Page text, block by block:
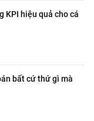
KPI hiệu quả cho cá
bất cứ thứ gì mà